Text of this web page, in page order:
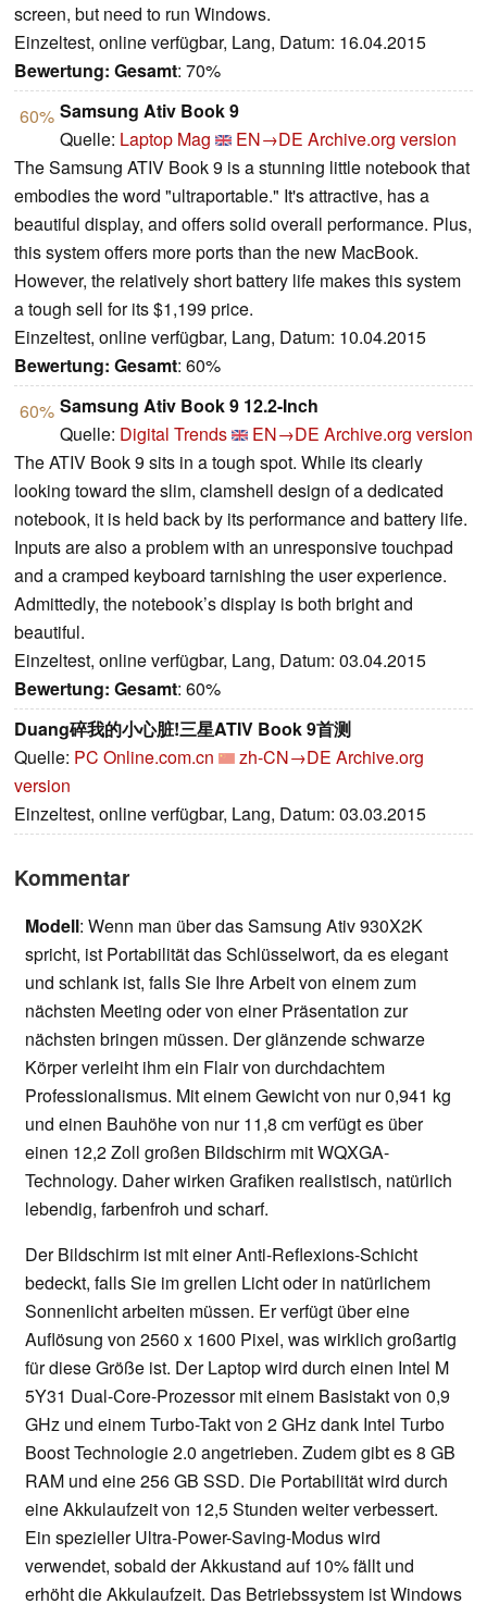
screen, but need to run Windows.
Einzeltest, online verfügbar, Lang, Datum: 16.04.2015
Bewertung: Gesamt: 70%
60% Samsung Ativ Book 9
Quelle: Laptop Mag EN→DE Archive.org version
The Samsung ATIV Book 9 is a stunning little notebook that
embodies the word "ultraportable." It's attractive, has a
beautiful display, and offers solid overall performance. Plus,
this system offers more ports than the new MacBook.
However, the relatively short battery life makes this system
a tough sell for its $1,199 price.
Einzeltest, online verfügbar, Lang, Datum: 10.04.2015
Bewertung: Gesamt: 60%
60% Samsung Ativ Book 9 12.2-Inch
Quelle: Digital Trends EN→DE Archive.org version
The ATIV Book 9 sits in a tough spot. While its clearly
looking toward the slim, clamshell design of a dedicated
notebook, it is held back by its performance and battery life.
Inputs are also a problem with an unresponsive touchpad
and a cramped keyboard tarnishing the user experience.
Admittedly, the notebook’s display is both bright and
beautiful.
Einzeltest, online verfügbar, Lang, Datum: 03.04.2015
Bewertung: Gesamt: 60%
Duang碎我的小心脏!三星ATIV Book 9首测
Quelle: PC Online.com.cn zh-CN→DE Archive.org
version
Einzeltest, online verfügbar, Lang, Datum: 03.03.2015
Kommentar
Modell: Wenn man über das Samsung Ativ 930X2K
spricht, ist Portabilität das Schlüsselwort, da es elegant
und schlank ist, falls Sie Ihre Arbeit von einem zum
nächsten Meeting oder von einer Präsentation zur
nächsten bringen müssen. Der glänzende schwarze
Körper verleiht ihm ein Flair von durchdachtem
Professionalismus. Mit einem Gewicht von nur 0,941 kg
und einen Bauhöhe von nur 11,8 cm verfügt es über
einen 12,2 Zoll großen Bildschirm mit WQXGA-
Technology. Daher wirken Grafiken realistisch, natürlich
lebendig, farbenfroh und scharf.
Der Bildschirm ist mit einer Anti-Reflexions-Schicht
bedeckt, falls Sie im grellen Licht oder in natürlichem
Sonnenlicht arbeiten müssen. Er verfügt über eine
Auflösung von 2560 x 1600 Pixel, was wirklich großartig
für diese Größe ist. Der Laptop wird durch einen Intel M
5Y31 Dual-Core-Prozessor mit einem Basistakt von 0,9
GHz und einem Turbo-Takt von 2 GHz dank Intel Turbo
Boost Technologie 2.0 angetrieben. Zudem gibt es 8 GB
RAM und eine 256 GB SSD. Die Portabilität wird durch
eine Akkulaufzeit von 12,5 Stunden weiter verbessert.
Ein spezieller Ultra-Power-Saving-Modus wird
verwendet, sobald der Akkustand auf 10% fällt und
erhöht die Akkulaufzeit. Das Betriebssystem ist Windows